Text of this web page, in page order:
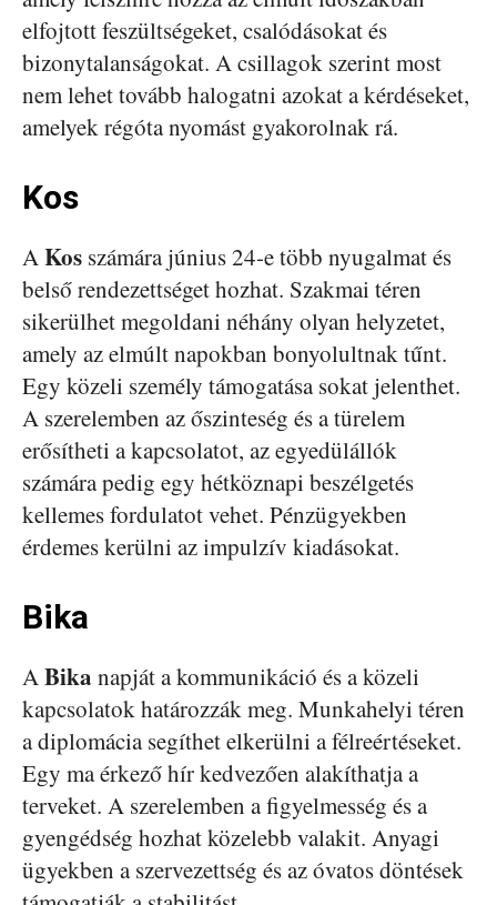
elfojtott feszültségeket, csalódásokat és
bizonytalanságokat. A csillagok szerint most
nem lehet tovább halogatni azokat a kérdéseket,
amelyek régóta nyomást gyakorolnak rá.
Kos
AKos számára június 24-e több nyugalmat és
belső rendezettséget hozhat. Szakmai téren
sikerülhet megoldani néhány olyan helyzetet,
amely az elmúlt napokban bonyolultnak tűnt.
Egy közeli személy támogatása sokat jelenthet.
A szerelemben az őszinteség és a türelem
erősítheti a kapcsolatot, az egyedülállók
számára pedig egy hétköznapi beszélgetés
kellemes fordulatot vehet. Pénzügyekben
érdemes kerülni az impulzív kiadásokat.
Bika
ABika napját a kommunikáció és a közeli
kapcsolatok határozzák meg. Munkahelyi téren
a diplomácia segíthet elkerülni a félreértéseket.
Egy ma érkező hír kedvezően alakíthatja a
terveket. A szerelemben a figyelmesség és a
gyengédség hozhat közelebb valakit. Anyagi
ügyekben a szervezettség és az óvatos döntések